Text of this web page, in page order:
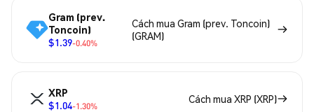
Gram (prev.
Toncoin)
$1.39-0.40%
Cách mua Gram (prev. Toncoin)
(GRAM)
XRP
$1.04-1.30%
Cách mua XRP (XRP)